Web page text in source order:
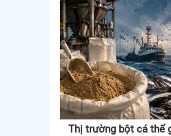
Thị trường bột cá thế